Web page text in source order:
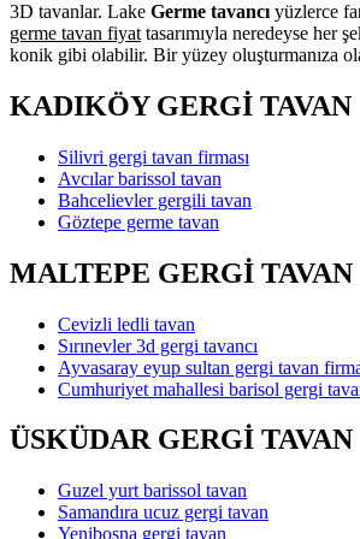
3D tavanlar. Lake Germe tavancı yüzlerce
germe tavan fiyat tasarımıyla neredeyse her
konik gibi olabilir. Bir yüzey oluşturmanıza
KADIKÖY GERGİ TAVAN
Silivri gergi tavan firması
Avcılar barissol tavan
Bahcelievler gergili tavan
Göztepe germe tavan
MALTEPE GERGİ TAVAN
Cevizli ledli tavan
Sırınevler 3d gergi tavancı
Ayvasaray eyup sultan gergi tavan
Cumhuriyet mahallesi barisol gergi
ÜSKÜDAR GERGİ TAVAN
Guzel yurt barissol tavan
Samandıra ucuz gergi tavan
Yenibosna gergi tavan